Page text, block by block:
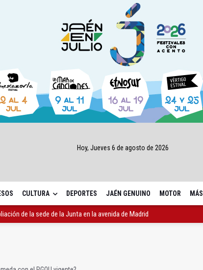
Hoy, Jueves 6 de agosto de 2026
CULTURA DEPORTES JAÉN GENUINO MOTOR MÁS
de la sede de la Junta en la avenida de Madrid